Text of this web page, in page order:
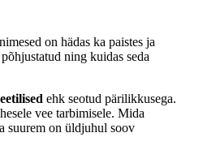
on hädas ka paistes ja
põhjustatud ning kuidas seda
ehk seotud pärilikkusega.
vee tarbimisele. Mida
suurem on üldjuhul soov